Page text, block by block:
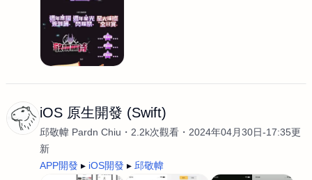
iOS 原生開發 (Swift)
邱敬幃 Pardn Chiu 2.2k次觀看
2024年04月30日-17:35更
新
APP開發
iOS開發 邱敬幃